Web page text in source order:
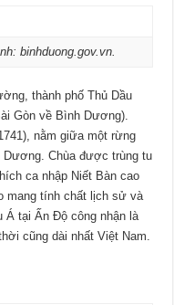
binhduong.gov.vn.
thành phố Thủ Dầu
Gòn về Bình Dương).
nằm giữa một rừng
Dương. Chùa được trùng tu
ca nhập Niết Bàn cao
mang tính chất lịch sử và
tại Ấn Độ công nhận là
cũng dài nhất Việt Nam.